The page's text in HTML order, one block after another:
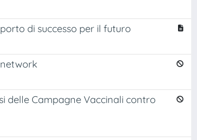
di successo per il futuro
delle Campagne Vaccinali contro